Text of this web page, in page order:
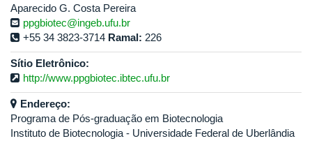
Aparecido G. Costa Pereira
ppgbiotec@ingeb.ufu.br
+55 34 3823-3714 Ramal: 226
Sítio Eletrônico:
http://www.ppgbiotec.ibtec.ufu.br
Endereço:
Programa de Pós-graduação em Biotecnologia
Instituto de Biotecnologia - Universidade Federal de Uberlândia